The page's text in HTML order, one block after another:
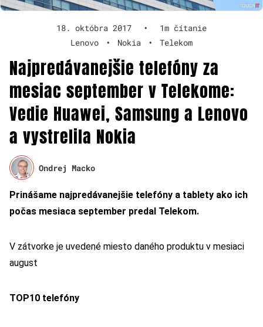
18. októbra 2017 •
1m čítanie
Lenovo
• Nokia • Telekom
Najpredávanejšie telefóny za
mesiac september v Telekome:
Vedie Huawei, Samsung a Lenovo
a vystrelila Nokia
Ondrej Macko
Prinášame najpredávanejšie telefóny a tablety ako ich
počas mesiaca september predal Telekom.
V zátvorke je uvedené miesto daného produktu v mesiaci
august
TOP10 telefóny